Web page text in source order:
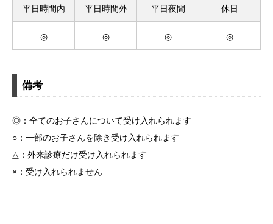
平日時間内 平日時間外 平日夜間 休日
◎ ◎ ◎ ◎
備考
◎：全てのお子さんについて受け入れられます
○：一部のお子さんを除き受け入れられます
△：外来診療だけ受け入れられます
×：受け入れられません